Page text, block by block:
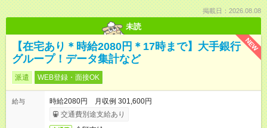
掲載日：2026.08.08
未読
NEW
【在宅あり＊時給2080円＊17時まで】大手銀行
グループ！データ集計など
派遣 WEB登録・面接OK
給与
時給2080円 月収例 301,600円
交通費別途支給あり